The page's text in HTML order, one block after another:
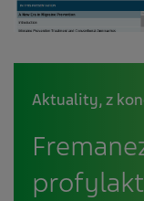
Aktuality,z